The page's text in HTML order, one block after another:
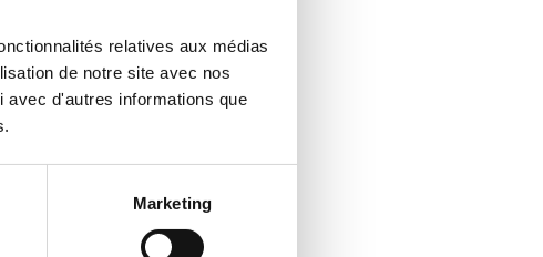
relatives aux médias
de notre site avec nos
avec d'autres informations que
Marketing